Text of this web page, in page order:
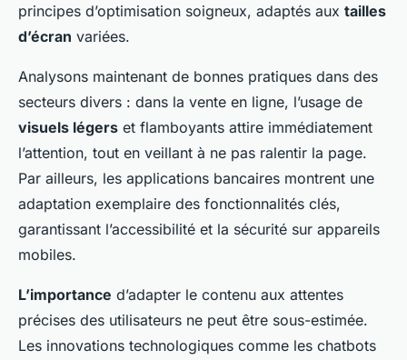
principes d’optimisation soigneux, adaptés aux tailles
d’écran variées.
Analysons maintenant de bonnes pratiques dans des
secteurs divers : dans la vente en ligne, l’usage de
visuels légers et flamboyants attire immédiatement
l’attention, tout en veillant à ne pas ralentir la page.
Par ailleurs, les applications bancaires montrent une
adaptation exemplaire des fonctionnalités clés,
garantissant l’accessibilité et la sécurité sur appareils
mobiles.
L’importance d’adapter le contenu aux attentes
précises des utilisateurs ne peut être sous-estimée.
Les innovations technologiques comme les chatbots